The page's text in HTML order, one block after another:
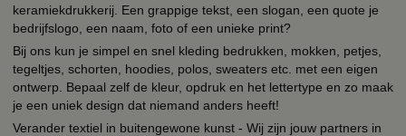
keramiekdrukkerij. Een grappige tekst, een slogan, een quote je
bedrijfslogo, een naam, foto of een unieke print?
Bij ons kun je simpel en snel kleding bedrukken, mokken, petjes,
tegeltjes, schorten, hoodies, polos, sweaters etc. met een eigen
ontwerp. Bepaal zelf de kleur, opdruk en het lettertype en zo maak
je een uniek design dat niemand anders heeft!
Verander textiel in buitengewone kunst - Wij zijn jouw partners in